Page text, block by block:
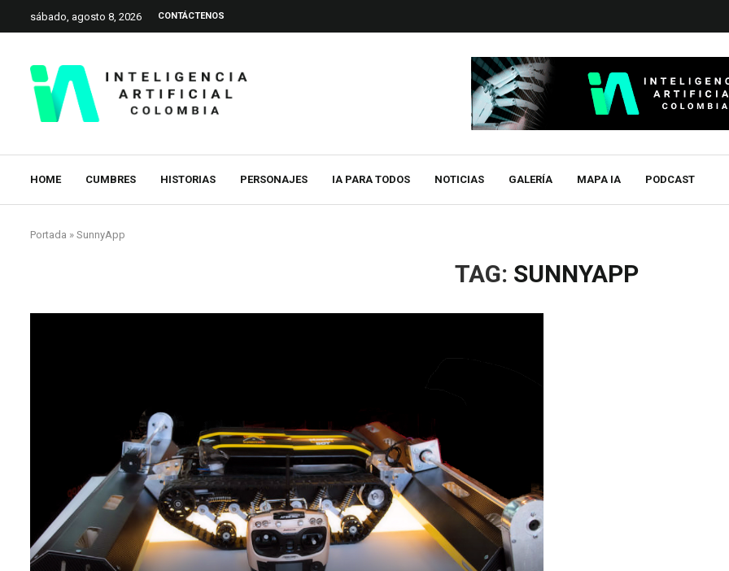
sábado, agosto 8, 2026 CONTÁCTENOS
HOME CUMBRES HISTORIAS PERSONAJES IA PARA TODOS NOTICIAS GALERÍA MAPA IA PODCAST
Portada » SunnyApp
TAG: SUNNYAPP